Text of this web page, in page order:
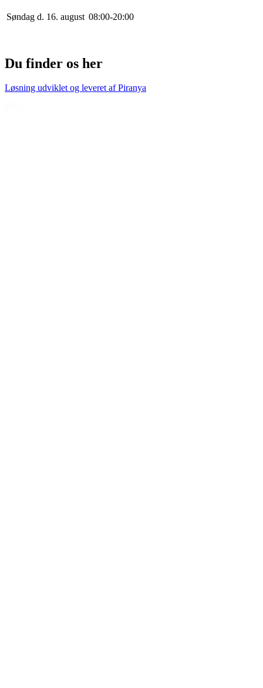
Søndag d. 16. august 08:00-20:00
Du finder os her
Løsning udviklet og leveret afPiranya